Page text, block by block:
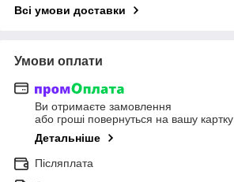
Всі умови доставки
Умови оплати
Ви отримаєте замовлення
або гроші повернуться на вашу картку
Детальніше
Післяплата